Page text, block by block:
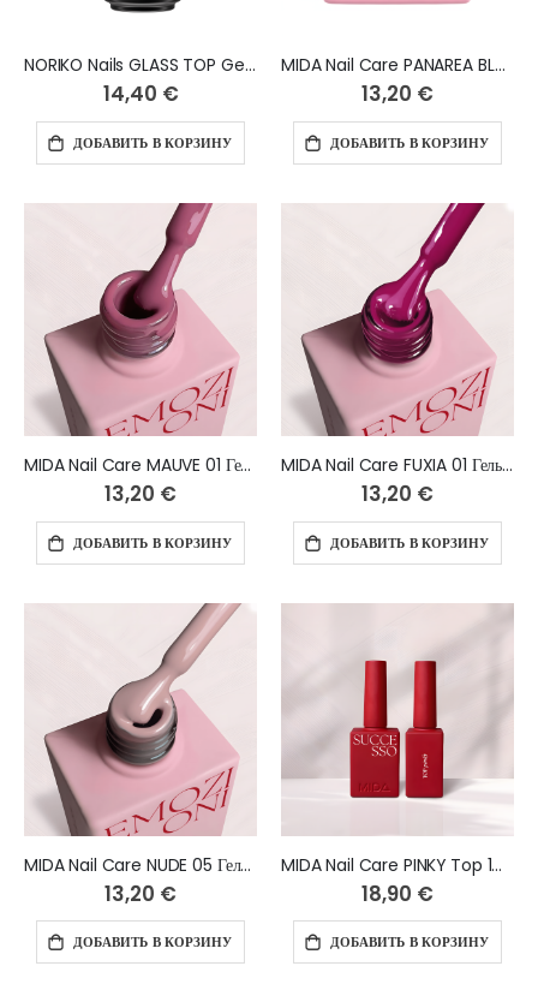
NORIKO Nails GLASS TOP Gel No Wipe 15 ml
14,40 €
ДОБАВИТЬ В КОРЗИНУ
MIDA Nail Care PANAREA BLOOMS Гель-лак 10 мл
13,20 €
ДОБАВИТЬ В КОРЗИНУ
MIDA Nail Care MAUVE 01 Гель-лак 10 мл
13,20 €
ДОБАВИТЬ В КОРЗИНУ
MIDA Nail Care FUXIA 01 Гель-лак 10 мл
13,20 €
ДОБАВИТЬ В КОРЗИНУ
MIDA Nail Care NUDE 05 Гель-лак 10 мл
13,20 €
ДОБАВИТЬ В КОРЗИНУ
MIDA Nail Care PINKY Top 14 ml - HEMA free
18,90 €
ДОБАВИТЬ В КОРЗИНУ